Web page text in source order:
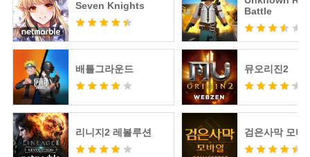
Seven Knights
Battle
배틀그라운드 뮤오리진2
리니지2 레볼루션 검은사막 모바